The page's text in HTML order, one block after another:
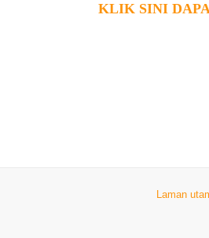
KLIK SINI
Laman